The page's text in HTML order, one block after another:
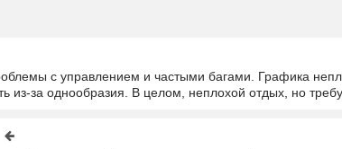
с управлением и частыми багами. Графика
из-за однообразия. В целом, неплохой отдых, но